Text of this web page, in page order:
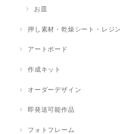
お皿
押し素材・乾燥シート・レジン
アートボード
作成キット
オーダーデザイン
即発送可能作品
フォトフレーム